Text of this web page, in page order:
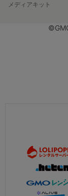
メディアキット